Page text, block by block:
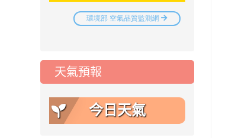
天氣預報
今日天氣